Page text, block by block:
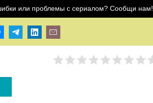
или проблемы с сериалом? Сообщи нам!